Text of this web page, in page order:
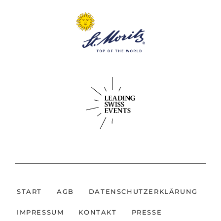
START AGB DATENSCHUTZERKLÄRUNG
IMPRESSUM KONTAKT PRESSE